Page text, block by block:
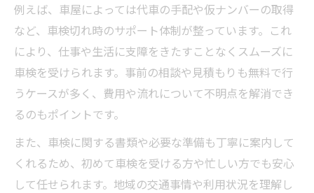
例えば、車屋によっては代車の手配や仮ナンバーの取得
など、車検切れ時のサポート体制が整っています。これ
により、仕事や生活に支障をきたすことなくスムーズに
車検を受けられます。事前の相談や見積もりも無料で行
うケースが多く、費用や流れについて不明点を解消でき
るのもポイントです。
また、車検に関する書類や必要な準備も丁寧に案内して
くれるため、初めて車検を受ける方や忙しい方でも安心
して任せられます。地域の交通事情や利用状況を理解し